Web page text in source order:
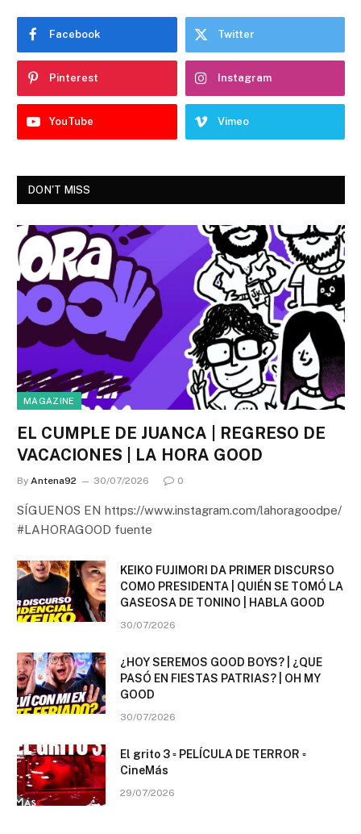
Facebook Twitter
Pinterest Instagram
YouTube Vimeo
DON'T MISS
MAGAZINE
EL CUMPLE DE JUANCA | REGRESO DE
VACACIONES | LA HORA GOOD
By Antena92 30/07/2026 0
SÍGUENOS EN https://www.instagram.com/lahoragoodpe/
#LAHORAGOOD fuente
KEIKO FUJIMORI DA PRIMER DISCURSO
COMO PRESIDENTA | QUIÉN SE TOMÓ LA
GASEOSA DE TONINO | HABLA GOOD
30/07/2026
¿HOY SEREMOS GOOD BOYS? | ¿QUE
PASÓ EN FIESTAS PATRIAS? | OH MY
GOOD
30/07/2026
El grito 3 ▫️ PELÍCULA DE TERROR ▫️
CineMás
29/07/2026